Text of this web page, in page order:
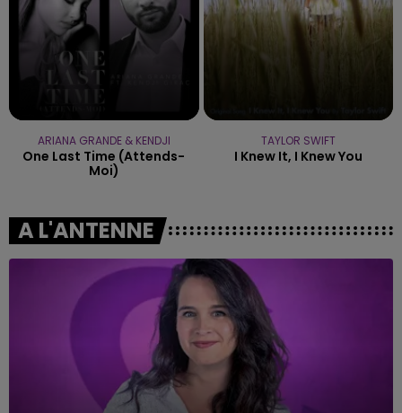
ARIANA GRANDE & KENDJI
One Last Time (attends-
Moi)
TAYLOR SWIFT
I Knew It, I Knew You
A L'ANTENNE